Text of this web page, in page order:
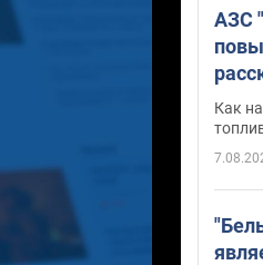
АЗС
Как